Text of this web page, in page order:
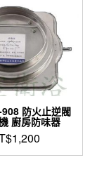
防火止逆閥
廚房防味器
1,200